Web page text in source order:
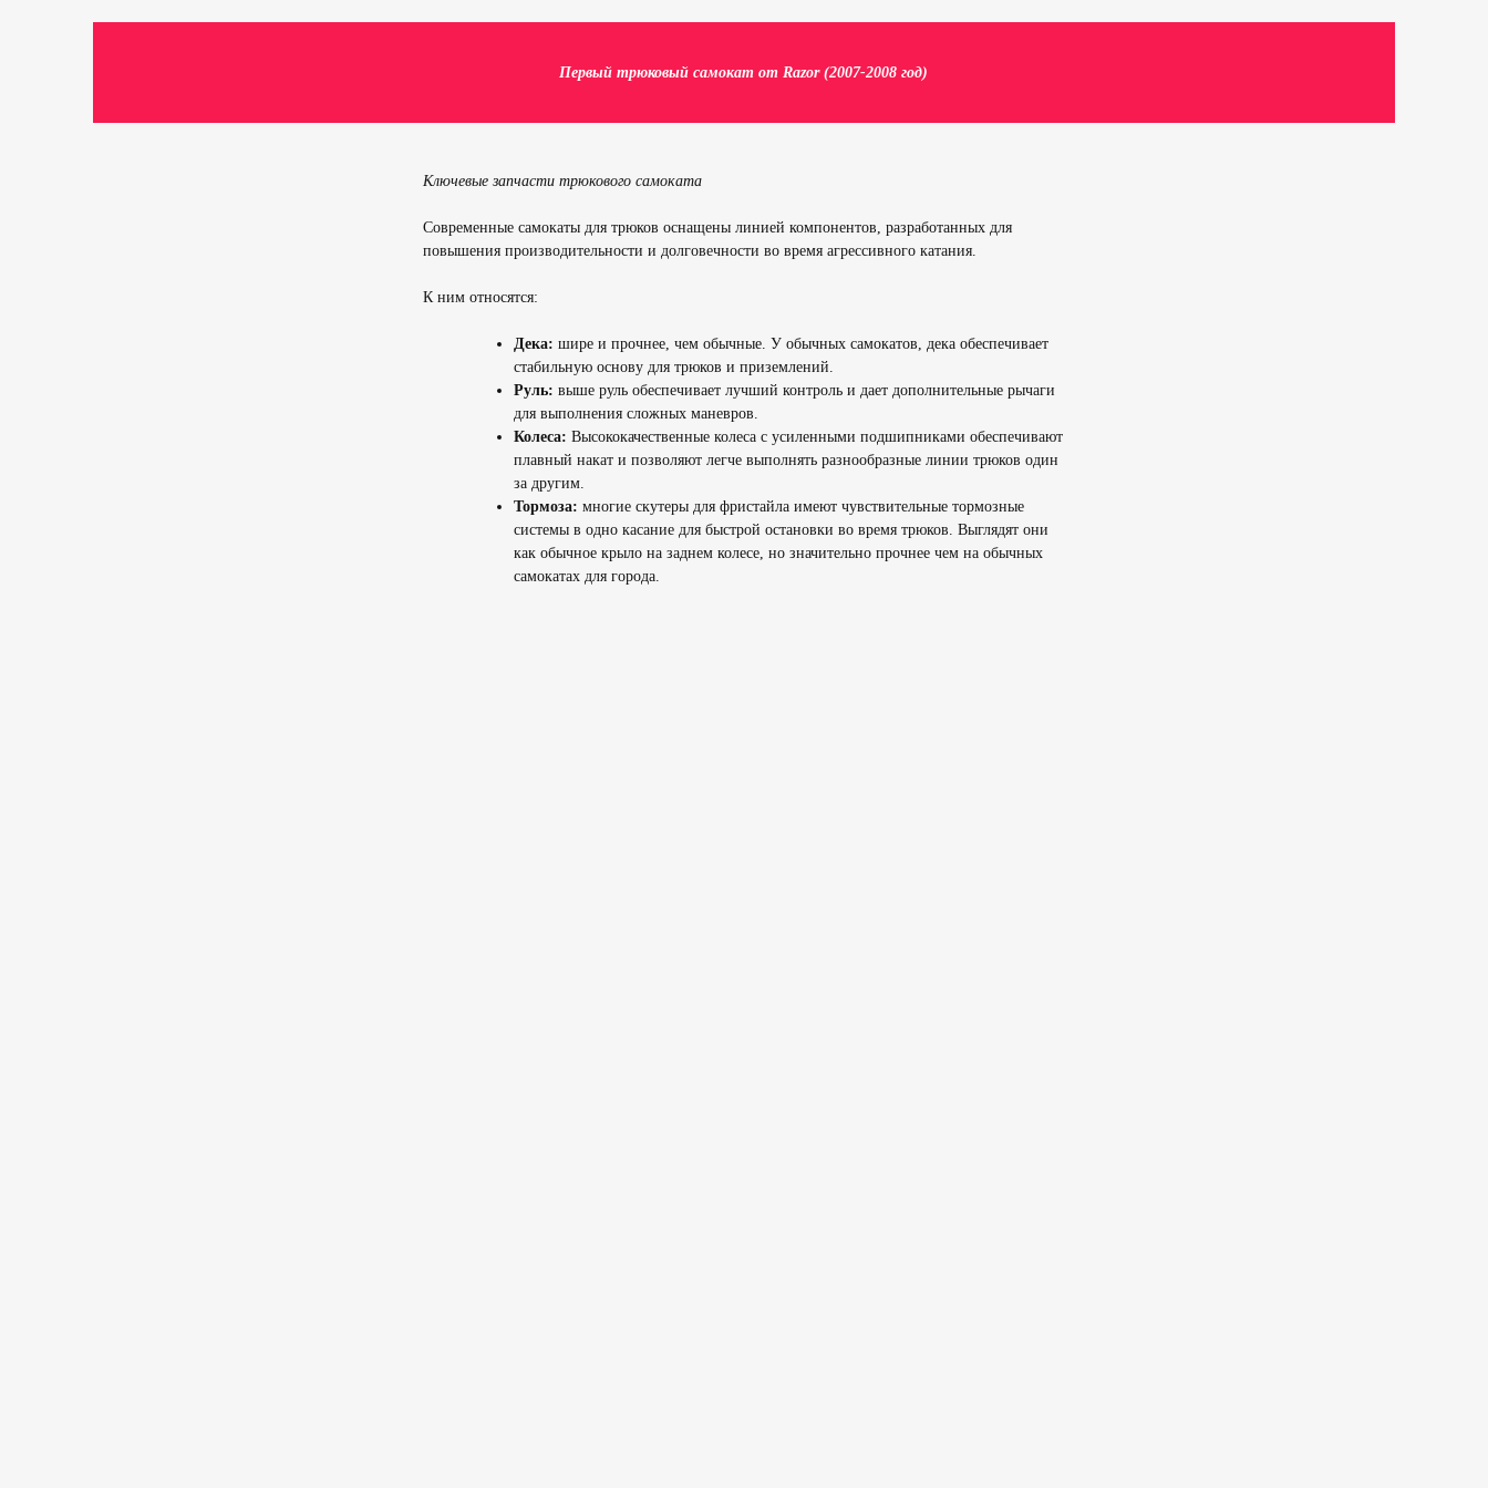
Первый трюковый самокат от Razor (2007-2008 год)
Ключевые запчасти трюкового самоката
Современные самокаты для трюков оснащены линией компонентов, разработанных для
повышения производительности и долговечности во время агрессивного катания.
К ним относятся:
Дека: шире и прочнее, чем обычные. У обычных самокатов, дека обеспечивает
стабильную основу для трюков и приземлений.
Руль: выше руль обеспечивает лучший контроль и дает дополнительные рычаги
для выполнения сложных маневров.
Колеса: Высококачественные колеса с усиленными подшипниками обеспечивают
плавный накат и позволяют легче выполнять разнообразные линии трюков один
за другим.
Тормоза: многие скутеры для фристайла имеют чувствительные тормозные
системы в одно касание для быстрой остановки во время трюков. Выглядят они
как обычное крыло на заднем колесе, но значительно прочнее чем на обычных
самокатах для города.